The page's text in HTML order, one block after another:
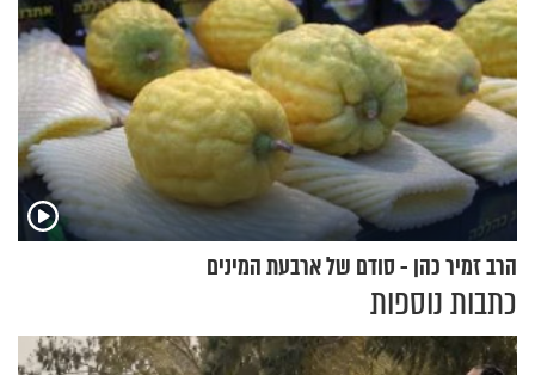
הרב זמיר כהן - סודם של ארבעת המינים
כתבות נוספות